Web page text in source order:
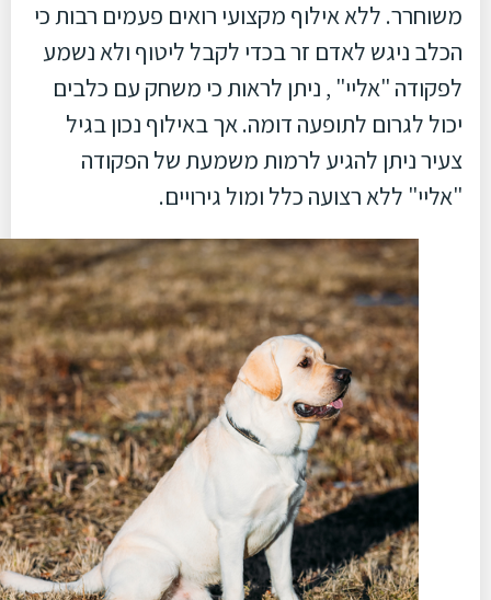
משוחרר. ללא אילוף מקצועי רואים פעמים רבות כי
הכלב ניגש לאדם זר בכדי לקבל ליטוף ולא נשמע
לפקודה "אליי" , ניתן לראות כי משחק עם כלבים
יכול לגרום לתופעה דומה. אך באילוף נכון בגיל
צעיר ניתן להגיע לרמות משמעת של הפקודה
"אליי" ללא רצועה כלל ומול גירויים.